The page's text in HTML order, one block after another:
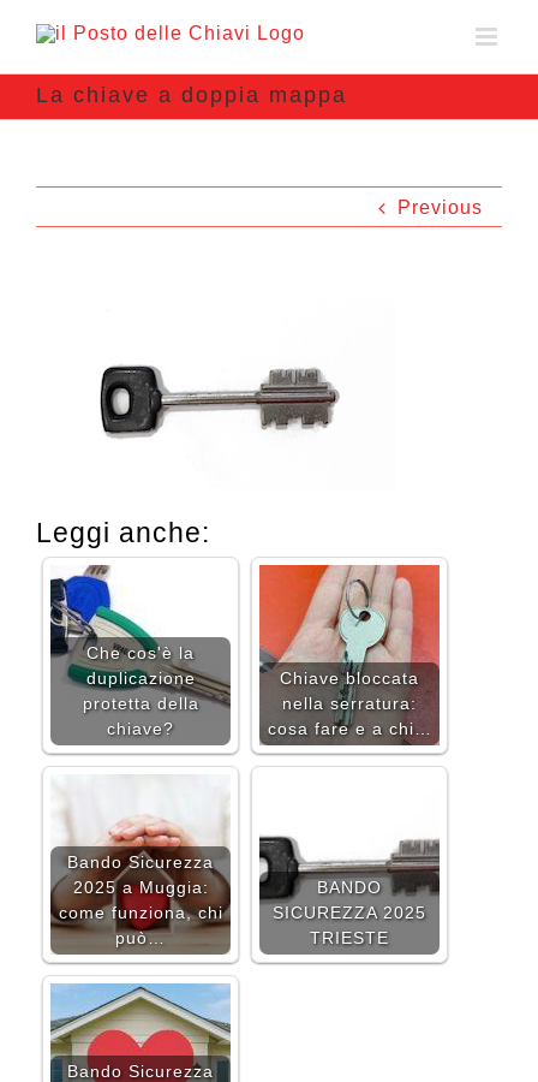
La chiave a doppia mappa
Previous
Leggi anche:
Che cos'è la
duplicazione
protetta della
chiave?
Chiave bloccata
nella serratura:
cosa fare e a chi…
Bando Sicurezza
2025 a Muggia:
come funziona, chi
può…
BANDO
SICUREZZA 2025
TRIESTE
Bando Sicurezza